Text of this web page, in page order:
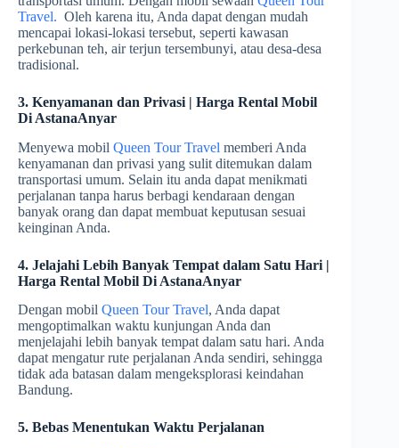
Travel. Oleh karena itu, Anda dapat dengan mudah
mencapai lokasi-lokasi tersebut, seperti kawasan
perkebunan teh, air terjun tersembunyi, atau desa-desa
tradisional.
3. Kenyamanan dan Privasi | Harga Rental Mobil
Di AstanaAnyar
Menyewa mobil Queen Tour Travel memberi Anda
kenyamanan dan privasi yang sulit ditemukan dalam
transportasi umum. Selain itu anda dapat menikmati
perjalanan tanpa harus berbagi kendaraan dengan
banyak orang dan dapat membuat keputusan sesuai
keinginan Anda.
4. Jelajahi Lebih Banyak Tempat dalam Satu Hari |
Harga Rental Mobil Di AstanaAnyar
Dengan mobil Queen Tour Travel, Anda dapat
mengoptimalkan waktu kunjungan Anda dan
menjelajahi lebih banyak tempat dalam satu hari. Anda
dapat mengatur rute perjalanan Anda sendiri, sehingga
tidak ada batasan dalam mengeksplorasi keindahan
Bandung.
5. Bebas Menentukan Waktu Perjalanan